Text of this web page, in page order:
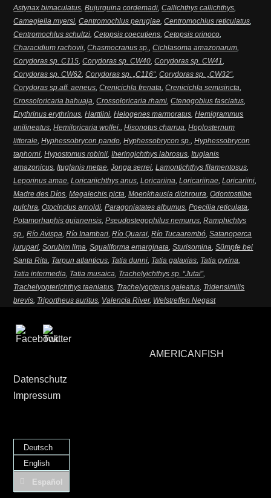
Astynax bimaculatus,Bujurquina cordemadi,Callichthys callichthys,
Camegiella myersi,Centromochlus perugiae,Centromochlus reticulatus,
Centromochlus schultzi,Cetopsis coecutiens,Cetopsis orinoco,
Characidium rachovii,Chasmocranus sp.,Cichlasoma amazonarum,
Corydoras sp. C115,Corydoras sp. CW40,Corydoras sp. CW41,
Corydoras sp. CW62,Corydoras sp. „C116“,Corydoras sp. „CW32“,
Corydoras sp.aff. aeneus,Crenicichla frenata,Crenicichla semisincta,
Crossoloricaria bahuaja,Crossoloricaria rhami,Ctenogobius fasciatus,
Erythrinus erythrinus,Harttiini,Helogenes marmoratus,Hemigrammus
unilineatus,Hemiloricaria wolfei.,Hisonotus charrua,Hoplosternum
littorale,Hyphessobrycon pando,Hyphessobrycon sp.,Hyphessobrycon
taphorni,Hypostomus robinii,Iheringichthys labrosus,Ituglanis
amazonicus,Ituglanis metae,Jonga serrei,Lamontichthys filamentosus,
Leporinus amae,Loricariichthys anus,Loricariina,Loricariinae,Loricariini,
Madre des Díos,Megalechis picta,Moenkhausia dichroura,Odontostilbe
pulchra,Otocinclus arnoldi,Paragoniatates albumus,Poecilia reticulata,
Potamorhaphis guianensis,Pseudostegophilus nemurus,Ramphichtys
sp.,Río Avispa,Río Inambari,Río Quarai,Río Tucaarembó,Satanoperca
jurupari,Sorubim lima,Squaliforma emarginata,Sturisomina,Sümpfe bei
Santa Rita, Tarpun atlanticus, Tatia dunni, Tatia galaxias, Tatia gyrina,
Tatia intermedia, Tatia musaica, Trachelyichthys sp. “Jutai”,
Trachelyopterichthys taeniatus, Trachelyopterus galeatus, Tridensimilis
brevis, Triportheus auritus, Valencia River, Welstreffen Negast
AMERICANFISH
Datenschutz
Impressum
Deutsch
English
Español